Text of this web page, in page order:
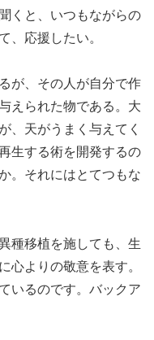
くと、いつもながらの
、応援したい。
が、その人が自分で作
えられた物である。大
、天がうまく与えてく
生する術を開発するの
。それにはとてつもな
種移植を施しても、生
心よりの敬意を表す。
いるのです。バックア